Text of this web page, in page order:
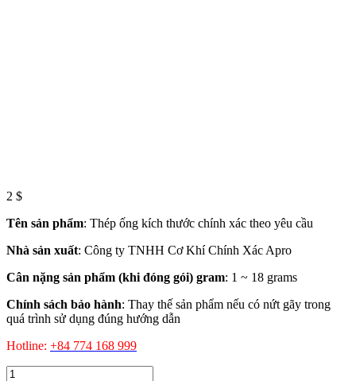
2 $
Tên sản phẩm: Thép ống kích thước chính xác theo yêu cầu
Nhà sản xuất: Công ty TNHH Cơ Khí Chính Xác Apro
Cân nặng sản phẩm (khi đóng gói) gram: 1 ~ 18 grams
Chính sách bảo hành: Thay thế sản phẩm nếu có nứt gãy trong
quá trình sử dụng đúng hướng dẫn
Hotline: +84 774 168 999
Số